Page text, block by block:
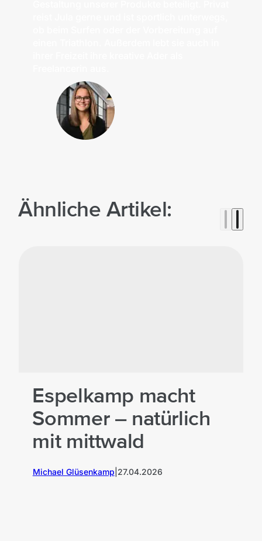
Ähnliche Artikel:
Espelkamp macht
Sommer – natürlich
mit mittwald
Michael Glüsenkamp 27.04.2026